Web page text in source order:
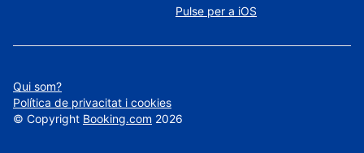
Pulse per a iOS
Qui som?
Política de privacitat i cookies
© Copyright Booking.com 2026